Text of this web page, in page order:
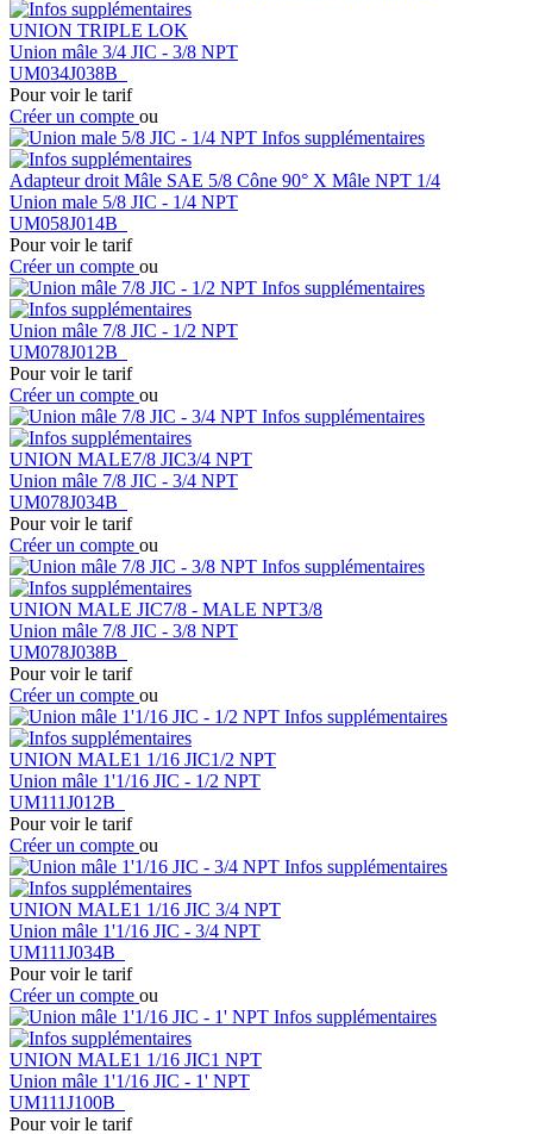
UNION TRIPLE LOK
Union mâle 3/4 JIC - 3/8 NPT
UM034J038B
Pour voir le tarif
Créer un compte ou
Infos supplémentaires
Adapteur droit Mâle SAE 5/8 Cône 90° X Mâle NPT 1/4
Union male 5/8 JIC - 1/4 NPT
UM058J014B
Pour voir le tarif
Créer un compte ou
Infos supplémentaires
Union mâle 7/8 JIC - 1/2 NPT
UM078J012B
Pour voir le tarif
Créer un compte ou
Infos supplémentaires
UNION MALE7/8 JIC3/4 NPT
Union mâle 7/8 JIC - 3/4 NPT
UM078J034B
Pour voir le tarif
Créer un compte ou
Infos supplémentaires
UNION MALE JIC7/8 - MALE NPT3/8
Union mâle 7/8 JIC - 3/8 NPT
UM078J038B
Pour voir le tarif
Créer un compte ou
Infos supplémentaires
UNION MALE1 1/16 JIC1/2 NPT
Union mâle 1'1/16 JIC - 1/2 NPT
UM111J012B
Pour voir le tarif
Créer un compte ou
Infos supplémentaires
UNION MALE1 1/16 JIC 3/4 NPT
Union mâle 1'1/16 JIC - 3/4 NPT
UM111J034B
Pour voir le tarif
Créer un compte ou
Infos supplémentaires
UNION MALE1 1/16 JIC1 NPT
Union mâle 1'1/16 JIC - 1' NPT
UM111J100B
Pour voir le tarif